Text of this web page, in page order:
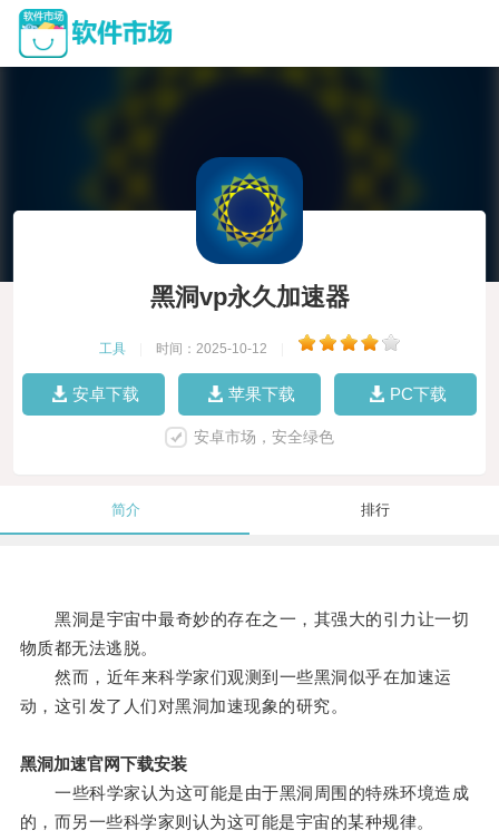
黑洞vp永久加速器
工具 时间：2025-10-12
安卓下载 苹果下载 PC下载
安卓市场，安全绿色
简介 排行
黑洞是宇宙中最奇妙的存在之一，其强大的引力让一切
物质都无法逃脱。
然而，近年来科学家们观测到一些黑洞似乎在加速运
动，这引发了人们对黑洞加速现象的研究。
黑洞加速官网下载安装
一些科学家认为这可能是由于黑洞周围的特殊环境造成
的，而另一些科学家则认为这可能是宇宙的某种规律。